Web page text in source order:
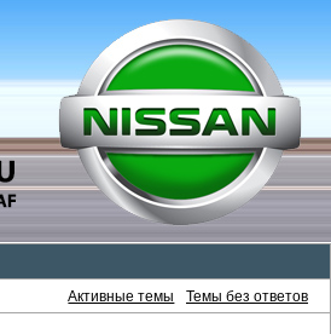
Активные темы Темы без ответов